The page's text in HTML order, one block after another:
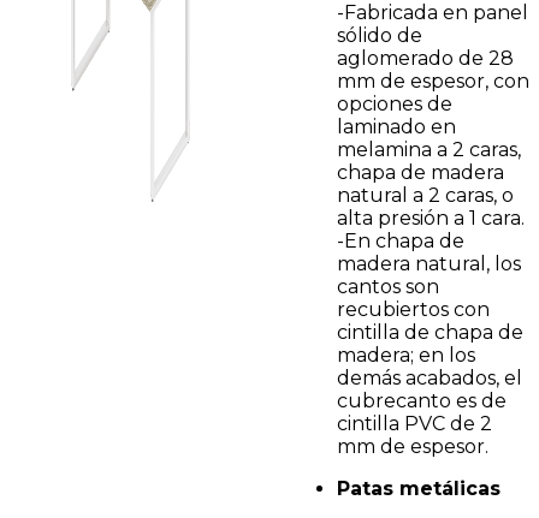
-Fabricada en panel
sólido de
aglomerado de 28
mm de espesor, con
opciones de
laminado en
melamina a 2 caras,
chapa de madera
natural a 2 caras, o
alta presión a 1 cara.
-En chapa de
madera natural, los
cantos son
recubiertos con
cintilla de chapa de
madera; en los
demás acabados, el
cubrecanto es de
cintilla PVC de 2
mm de espesor.
Patas metálicas